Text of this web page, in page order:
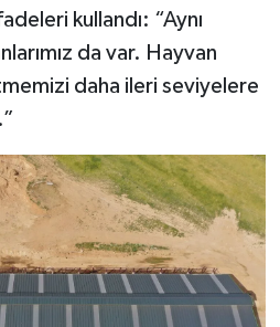
kullandı: “Aynı
da var. Hayvan
daha ileri seviyelere